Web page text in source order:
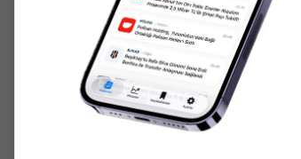
113.56TL
Kurumun Ortalaması
Analist Tavsiye Dağılımı